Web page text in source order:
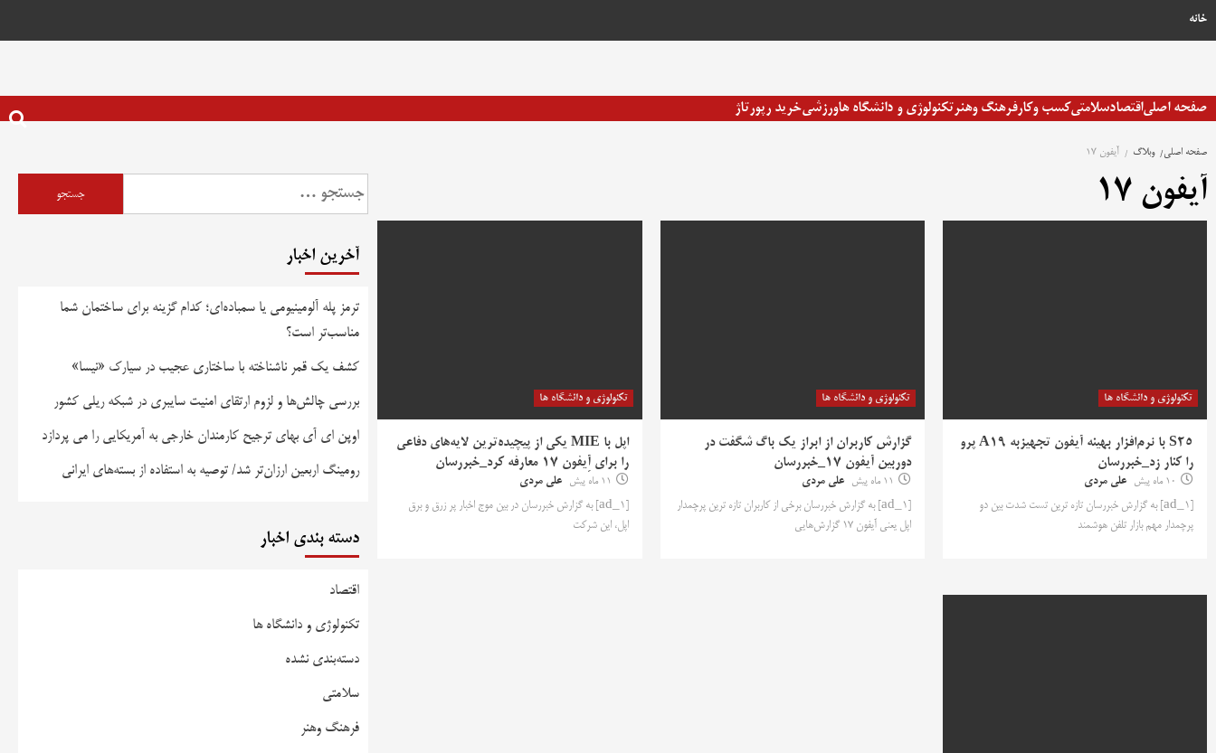
پرش
به
خانه
صفحه اصلیاقتصادسلامتیکسب وکارفرهنگ وهنرتکنولوژی و دانشگاه هاورزشیخرید رپورتاژ
صفحه اصلی وبلاگ آیفون 17
آیفون 17
تکنولوژی و دانشگاه ها
S25 با نرم‌افزار بهینه آیفون تجهیزبه A19 پرو
را کنار زد_خبررسان
10 ماه پیش علی مردی
[ad_1] به گزارش خبررسان تازه ترین تست شدت بین دو
پرچمدار مهم بازار تلفن هوشمند
تکنولوژی و دانشگاه ها
گزارش کاربران از ابراز یک باگ شگفت در
دوربین آیفون ۱۷_خبررسان
11 ماه پیش علی مردی
[ad_1] به گزارش خبررسان برخی از کاربران تازه ترین پرچمدار
اپل یعنی آیفون ۱۷ گزارش‌هایی
تکنولوژی و دانشگاه ها
اپل با MIE یکی از پیچیده‌ترین لایه‌های دفاعی
را برای آِیفون ۱۷ معارفه کرد_خبررسان
11 ماه پیش علی مردی
[ad_1] به گزارش خبررسان در بین موج اخبار پر زرق و برق
اپل، این شرکت
جستجو
برای:
آخرین اخبار
ترمز پله آلومینیومی یا سمباده‌ای؛ کدام گزینه برای ساختمان شما
مناسب‌تر است؟
کشف یک قمر ناشناخته با ساختاری عجیب در سیارک «نیسا»
بررسی چالش‌ها و لزوم ارتقای امنیت سایبری در شبکه ریلی کشور
اوپن ای آی بهای ترجیح کارمندان خارجی به آمریکایی را می پردازد
رومینگ اربعین ارزان‌تر شد/ توصیه به استفاده از بسته‌های ایرانی
دسته بندی اخبار
اقتصاد
تکنولوژی و دانشگاه ها
دسته‌بندی نشده
سلامتی
فرهنگ وهنر